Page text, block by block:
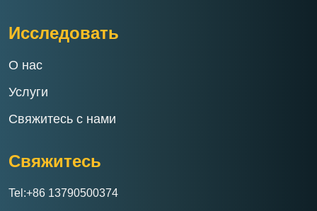
Исследовать
О нас
Услуги
Свяжитесь с нами
Свяжитесь
Tel:+86 13790500374